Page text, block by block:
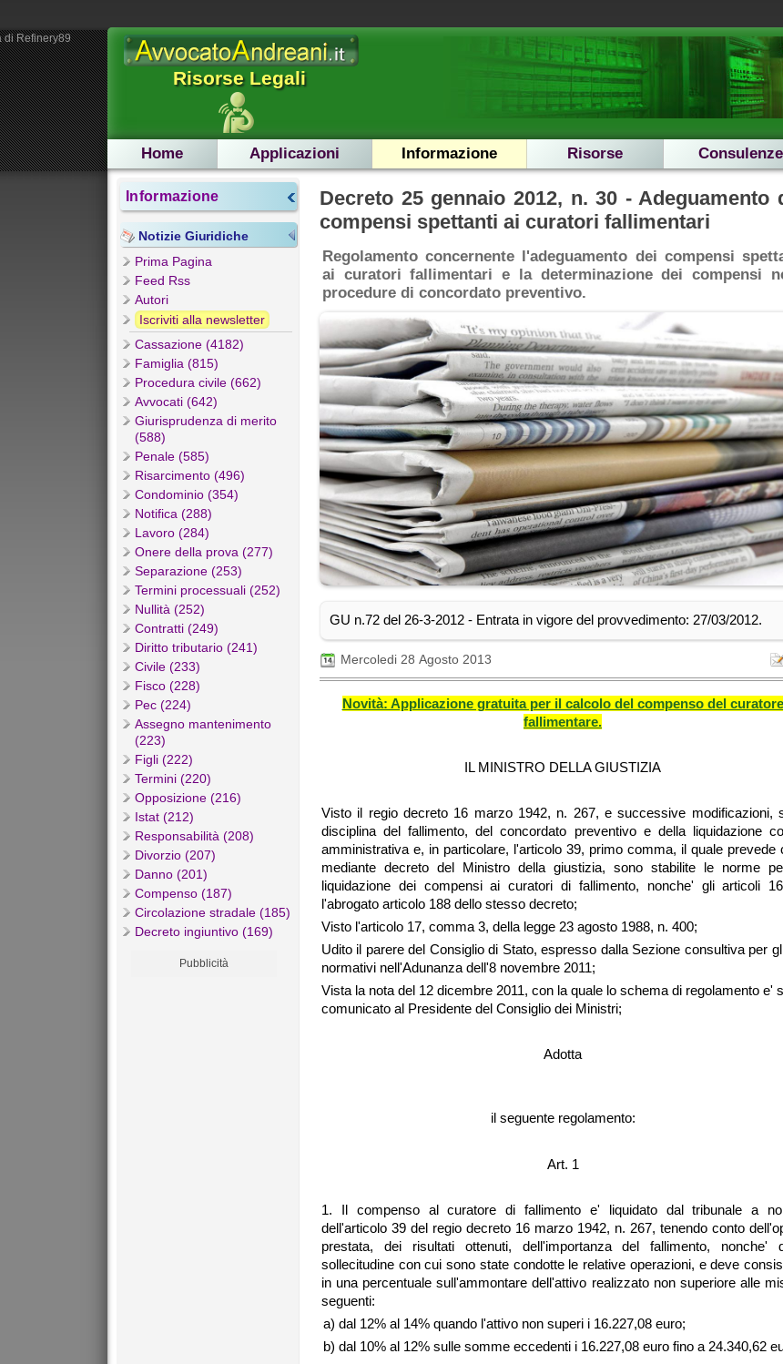
Risorse Legali
Home Applicazioni Informazione Risorse Consulenze
Informazione
Notizie Giuridiche
Prima Pagina
Feed Rss
Autori
Iscriviti alla newsletter
Cassazione (4182)
Famiglia (815)
Procedura civile (662)
Avvocati (642)
Giurisprudenza di merito
(588)
Penale (585)
Risarcimento (496)
Condominio (354)
Notifica (288)
Lavoro (284)
Onere della prova (277)
Separazione (253)
Termini processuali (252)
Nullità (252)
Contratti (249)
Diritto tributario (241)
Civile (233)
Fisco (228)
Pec (224)
Assegno mantenimento
(223)
Figli (222)
Termini (220)
Opposizione (216)
Istat (212)
Responsabilità (208)
Divorzio (207)
Danno (201)
Compenso (187)
Circolazione stradale (185)
Decreto ingiuntivo (169)
Pubblicità
Decreto 25 gennaio 2012, n. 30 - Adeguamento
compensi spettanti ai curatori fallimentari
Regolamento concernente l'adeguamento dei compensi
ai curatori fallimentari e la determinazione dei compensi
procedure di concordato preventivo.
GU n.72 del 26-3-2012 - Entrata in vigore del provvedimento: 27/03/2012.
Mercoledi 28 Agosto 2013
Novità: Applicazione gratuita per il calcolo del compenso del curatore
fallimentare.
IL MINISTRO DELLA GIUSTIZIA
Visto il regio decreto 16 marzo 1942, n. 267, e successive modificazioni,
disciplina del fallimento, del concordato preventivo e della liquidazione
amministrativa e, in particolare, l'articolo 39, primo comma, il quale prevede
mediante decreto del Ministro della giustizia, sono stabilite le norme
liquidazione dei compensi ai curatori di fallimento, nonche' gli articoli
l'abrogato articolo 188 dello stesso decreto;
Visto l'articolo 17, comma 3, della legge 23 agosto 1988, n. 400;
Udito il parere del Consiglio di Stato, espresso dalla Sezione consultiva per
normativi nell'Adunanza dell'8 novembre 2011;
Vista la nota del 12 dicembre 2011, con la quale lo schema di regolamento e'
comunicato al Presidente del Consiglio dei Ministri;
Adotta
il seguente regolamento:
Art. 1
1. Il compenso al curatore di fallimento e' liquidato dal tribunale a
dell'articolo 39 del regio decreto 16 marzo 1942, n. 267, tenendo conto
prestata, dei risultati ottenuti, dell'importanza del fallimento, nonche'
sollecitudine con cui sono state condotte le relative operazioni, e deve
in una percentuale sull'ammontare dell'attivo realizzato non superiore alle
seguenti:
a) dal 12% al 14% quando l'attivo non superi i 16.227,08 euro;
b) dal 10% al 12% sulle somme eccedenti i 16.227,08 euro fino a 24.340,62
Refinery89